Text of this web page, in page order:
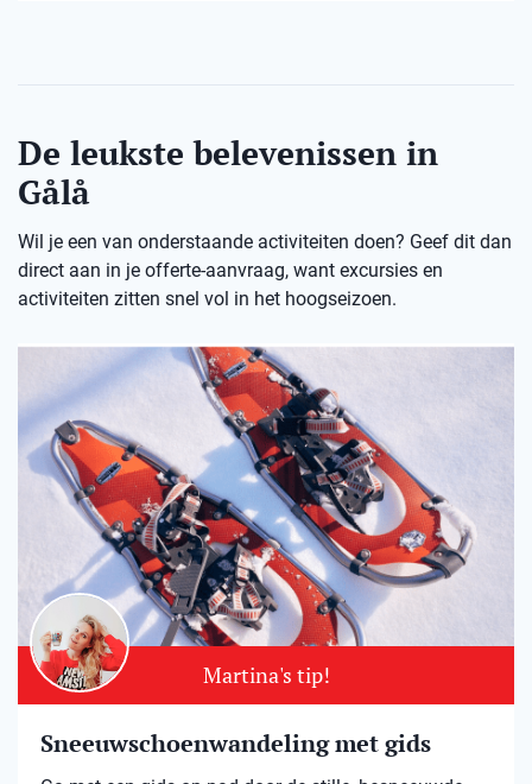
De leukste belevenissen in
Gålå
Wil je een van onderstaande activiteiten doen? Geef dit dan
direct aan in je offerte-aanvraag, want excursies en
activiteiten zitten snel vol in het hoogseizoen.
Martina's tip!
Sneeuwschoenwandeling met gids